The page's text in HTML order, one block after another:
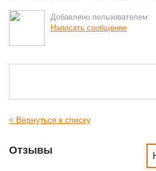
Добавлено пользователем:
Написать сообщение
< Вернуться к списку
Отзывы